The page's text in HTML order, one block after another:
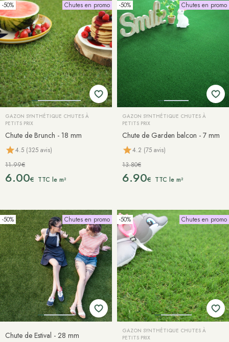
-50% Chutes en promo
GAZON SYNTHÉTIQUE CHUTES À
PETITS PRIX
Chute de Brunch - 18 mm
4.5 (325 avis)
11.99€
6.00€ TTC le m²
-50% Chutes en promo
GAZON SYNTHÉTIQUE CHUTES À
PETITS PRIX
Chute de Garden balcon - 7 mm
4.2 (75 avis)
13.80€
6.90€ TTC le m²
-50% Chutes en promo
Chute de Estival - 28 mm
-50% Chutes en promo
GAZON SYNTHÉTIQUE CHUTES À
PETITS PRIX